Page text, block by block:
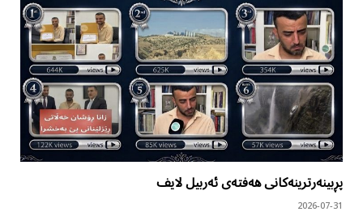
پڕبینەرترینەکانی هەفتەی ئەربیل لایف
2026-07-31